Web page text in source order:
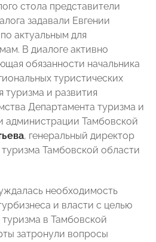
стола представители
задавали Евгении
актуальным для
В диалоге активно
обязанности начальника
туристических
туризма и развития
Департамента туризма и
администрации Тамбовской
, генеральный директор
Тамбовской области
необходимость
и власти с целью
туризма в Тамбовской
затронули вопросы